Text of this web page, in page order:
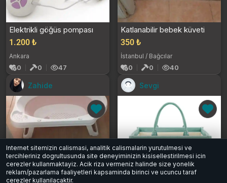
Elektrikli göğüs pompası
1.200 ₺
Ankara
0 0 47
Katlanabilir bebek küveti
350 ₺
İstanbul / Bağcılar
0 0 40
Zahide Sevgi
Internet sitemizin calismasi, analitik calismalarin yurutulmesi ve
tercihleriniz dogrultusunda site deneyiminizin kisisellestirilmesi icin
cerezler kullanmaktayiz. Acik riza vermeniz halinde size yonelik
reklam/pazarlama faaliyetleri kapsaminda birinci ve ucuncu taraf
cerezler kullanilacaktir.